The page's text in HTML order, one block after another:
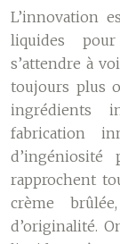
L’innovation
liquides
s’attendre à
toujours plus
ingrédients
fabrication
rapprochent
crème
d’originalité.